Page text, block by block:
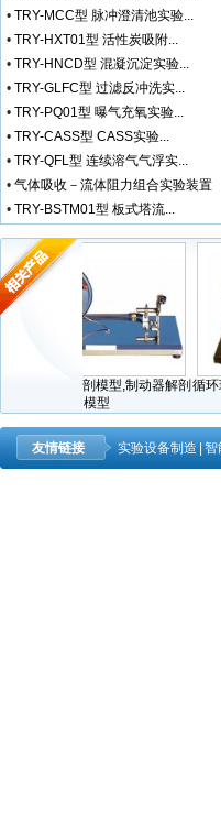
• TRY-MCC型 脉冲澄清池实验...
• TRY-HXT01型 活性炭吸附...
• TRY-HNCD型 混凝沉淀实验...
• TRY-GLFC型 过滤反冲洗实...
• TRY-PQ01型 曝气充氧实验...
• TRY-CASS型 CASS实验...
• TRY-QFL型 连续溶气气浮实...
• 气体吸收－流体阻力组合实验装置
• TRY-BSTM01型 板式塔流...
转向器解剖模型,制动器解剖
模型
循环球
友情链接 实验设备制造 智